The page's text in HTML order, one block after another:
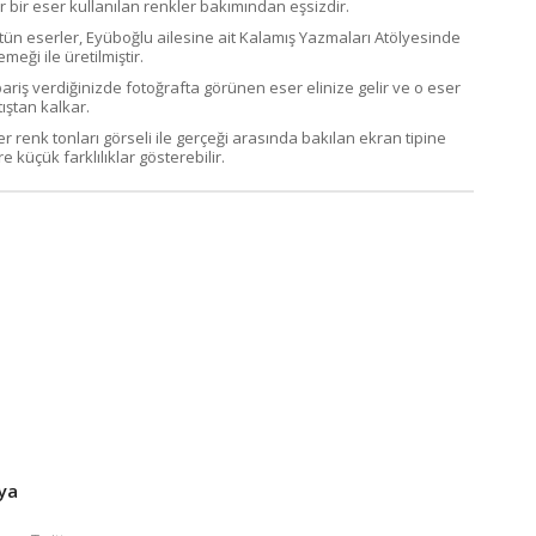
bir eser kullanılan renkler bakımından eşsizdir.
eserler, Eyüboğlu ailesine ait Kalamış Yazmaları Atölyesinde
ile üretilmiştir.
verdiğinizde fotoğrafta görünen eser elinize gelir ve o eser
kalkar.
renk tonları görseli ile gerçeği arasında bakılan ekran tipine
küçük farklılıklar gösterebilir.